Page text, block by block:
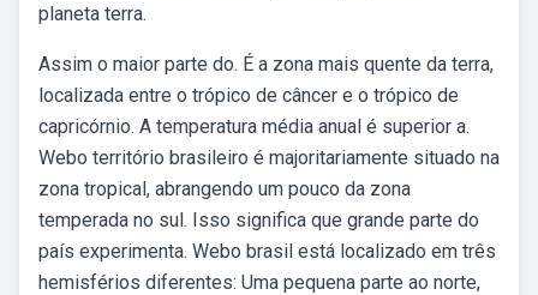
planeta terra.
Assim o maior parte do. É a zona mais quente da terra,
localizada entre o trópico de câncer e o trópico de
capricórnio. A temperatura média anual é superior a.
Webo território brasileiro é majoritariamente situado na
zona tropical, abrangendo um pouco da zona
temperada no sul. Isso significa que grande parte do
país experimenta. Webo brasil está localizado em três
hemisférios diferentes: Uma pequena parte ao norte,